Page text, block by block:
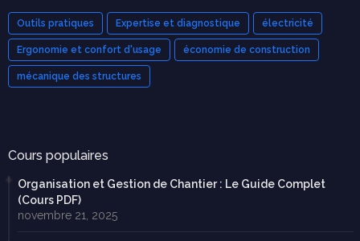
Outils pratiques Expertise et diagnostique électricité
Ergonomie et confort d'usage économie de construction
mécanique des structures
Cours populaires
Organisation et Gestion de Chantier : Le Guide Complet
(Cours PDF)
novembre 21, 2025